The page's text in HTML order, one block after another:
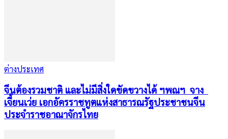
ต่างประเทศ
จีนต้องรวมชาติ และไม่มีสิ่งใดขัดขวางได้ ฯพณฯ จาง
เจี้ยนเว่ย เอกอัครราชทูตแห่งสาธารณรัฐประชาชนจีน
ประจำราชอาณาจักรไทย